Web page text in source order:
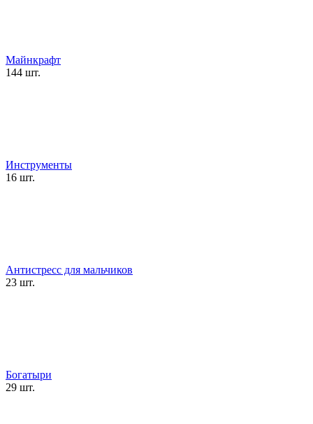
Майнкрафт
144 шт.
Инструменты
16 шт.
Антистресс для мальчиков
23 шт.
Богатыри
29 шт.